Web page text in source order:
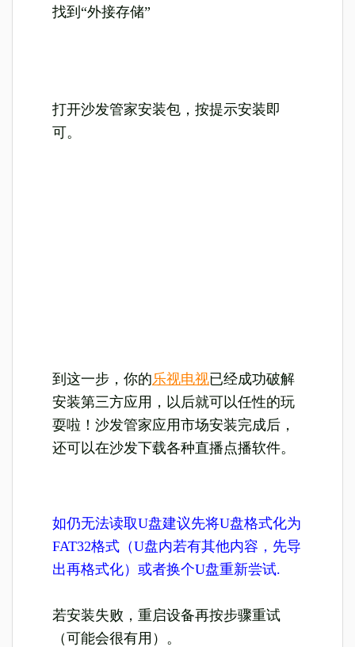
找到“外接存储”
打开沙发管家安装包，按提示安装即
可。
到这一步，你的乐视电视已经成功破解
安装第三方应用，以后就可以任性的玩
耍啦！沙发管家应用市场安装完成后，
还可以在沙发下载各种直播点播软件。
如仍无法读取U盘建议先将U盘格式化为
FAT32格式（U盘内若有其他内容，先导
出再格式化）或者换个U盘重新尝试.
若安装失败，重启设备再按步骤重试
（可能会很有用）。